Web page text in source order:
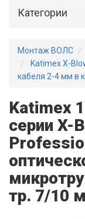
Категории
Монтаж ВОЛС
Katimex X-
кабеля 2-4 мм в
Katimex
серии X-
тр. 7/10